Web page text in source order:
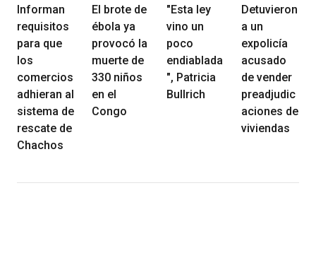
Informan
requisitos
para que
los
comercios
adhieran al
sistema de
rescate de
Chachos
El brote de
ébola ya
provocó la
muerte de
330 niños
en el
Congo
"Esta ley
vino un
poco
endiablada
", Patricia
Bullrich
Detuvieron
a un
expolicía
acusado
de vender
preadjudic
aciones de
viviendas